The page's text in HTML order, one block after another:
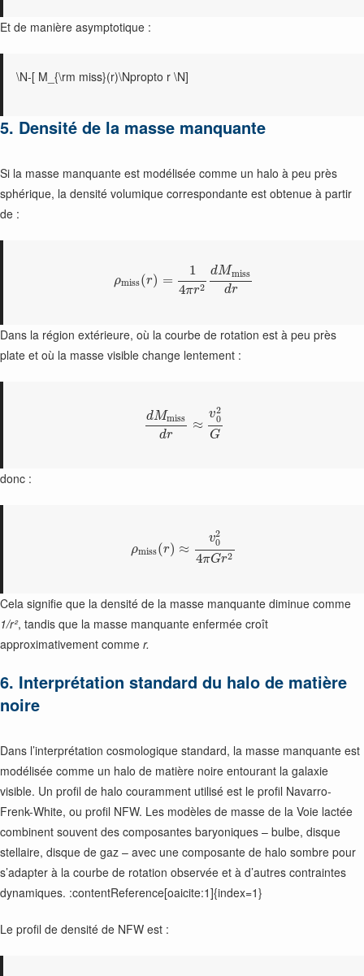
Et de manière asymptotique :
\N-[ M_{\rm miss}(r)\Npropto r \N]
5. Densité de la masse manquante
Si la masse manquante est modélisée comme un halo à peu près
sphérique, la densité volumique correspondante est obtenue à partir
de :
ρmiss(r) =
1
4πr2
dMmiss
dr
Dans la région extérieure, où la courbe de rotation est à peu près
plate et où la masse visible change lentement :
dMmiss
dr
≈
v2
0
G
donc :
ρmiss(r) ≈
v2
0
4πGr2
Cela signifie que la densité de la masse manquante diminue comme
1/r², tandis que la masse manquante enfermée croît
approximativement comme r.
6. Interprétation standard du halo de matière
noire
Dans l’interprétation cosmologique standard, la masse manquante est
modélisée comme un halo de matière noire entourant la galaxie
visible. Un profil de halo couramment utilisé est le profil Navarro-
Frenk-White, ou profil NFW. Les modèles de masse de la Voie lactée
combinent souvent des composantes baryoniques – bulbe, disque
stellaire, disque de gaz – avec une composante de halo sombre pour
s’adapter à la courbe de rotation observée et à d’autres contraintes
dynamiques. :contentReference[oaicite:1]{index=1}
Le profil de densité de NFW est :